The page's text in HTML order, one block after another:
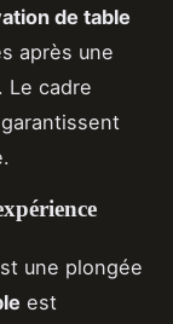
de table
après une
Le cadre
une plongée
est